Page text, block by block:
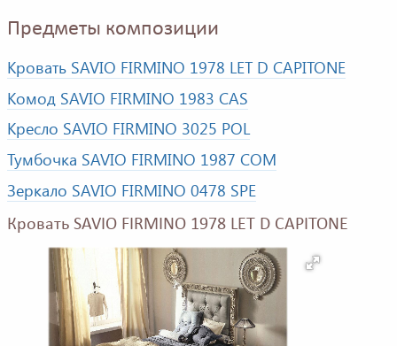
Предметы композиции
Кровать SAVIO FIRMINO 1978 LET D CAPITONE
Комод SAVIO FIRMINO 1983 CAS
Кресло SAVIO FIRMINO 3025 POL
Тумбочка SAVIO FIRMINO 1987 COM
Зеркало SAVIO FIRMINO 0478 SPE
Кровать SAVIO FIRMINO 1978 LET D CAPITONE